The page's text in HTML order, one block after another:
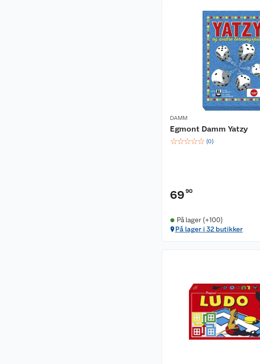
DAMM
Egmont Damm Yatzy
☆☆☆☆☆ (0)
69 90
På lager (+100)
På lager i 32 butikker